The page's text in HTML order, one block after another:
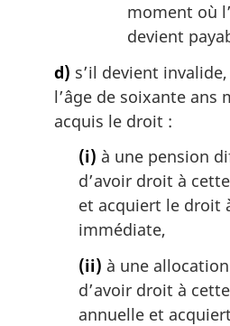
moment où
devient
d) s’il devient
l’âge de soixante ans
acquis le droit :
(i) à une pension
d’avoir droit à
et acquiert le droit
immédiate,
(ii) à une
d’avoir droit à
annuelle et